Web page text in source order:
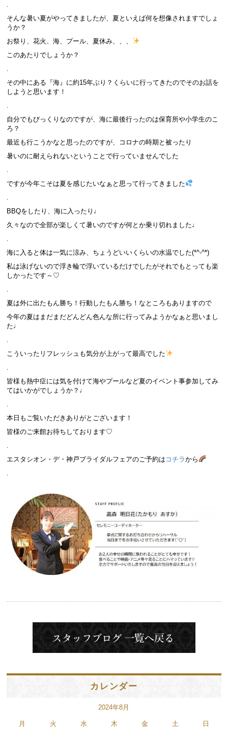
.
そんな暑い夏がやってきましたが、夏といえば何を想像されますでしょ
うか？
お祭り、花火、海、プール、夏休み、、、
このあたりでしょうか？
.
その中にある『海』に約15年ぶり？くらいに行ってきたのでそのお話を
しようと思います！
.
自分でもびっくりなのですが、海に最後行ったのは保育所や小学生のこ
ろ？
最近も行こうかなと思ったのですが、コロナの時期と被ったり
暑いのに耐えられないということで行っていませんでした
.
ですが今年こそは夏を感じたいなぁと思って行ってきました
.
BBQをしたり、海に入ったり♩
久々なので全部が楽しくて暑いのですが何とか乗り切れました♩
.
海に入ると体は一気に涼み、ちょうどいいくらいの水温でした(*^-^*)
私は泳げないので浮き輪で浮いているだけでしたがそれでもとっても楽
しかったです～♡
.
夏は外に出たもん勝ち！行動したもん勝ち！なところもありますので
今年の夏はまだまだどんどん色んな所に行ってみようかなぁと思いまし
た♩
.
こういったリフレッシュも気分が上がって最高でした
.
皆様も熱中症には気を付けて海やプールなど夏のイベント事参加してみ
てはいかがでしょうか？♩
.
本日もご覧いただきありがとございます！
皆様のご来館お待ちしております♡
.
エスタシオン・デ・神戸ブライダルフェアのご予約は コチラから
.
カレンダー
2024年8月
月 火 水 木 金 土 日